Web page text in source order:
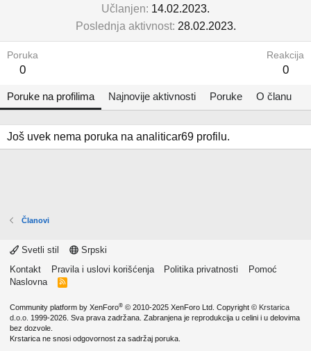
Učlanjen 14.02.2023.
Poslednja aktivnost 28.02.2023.
Poruka
0
Reakcija
0
Poruke na profilima Najnovije aktivnosti Poruke O članu
Još uvek nema poruka na analiticar69 profilu.
Članovi
Svetli stil
Srpski
Kontakt
Pravila i uslovi korišćenja Politika privatnosti
Pomoć
Naslovna
R
Community platform by XenForo® © 2010-2025 XenForo Ltd. Copyright © Krstarica
d.o.o. 1999-2026. Sva prava zadržana. Zabranjena je reprodukcija u celini i u delovima
bez dozvole.
Krstarica ne snosi odgovornost za sadržaj poruka.